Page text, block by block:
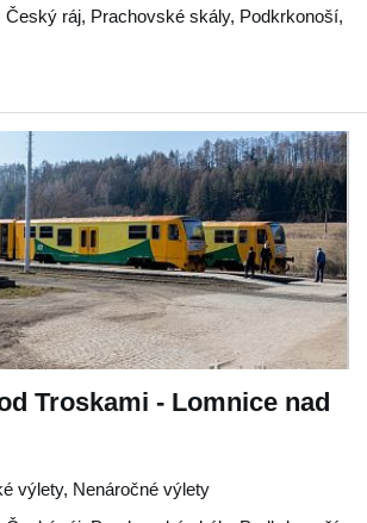
Český ráj, Prachovské skály, Podkrkonoší,
Troskami - Lomnice nad
výlety, Nenáročné výlety